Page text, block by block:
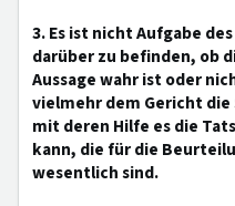
3. Es ist nicht Aufgabe
darüber zu befinden, ob
Aussage wahr ist oder
vielmehr dem Gericht
mit deren Hilfe es die
kann, die für die
wesentlich sind.